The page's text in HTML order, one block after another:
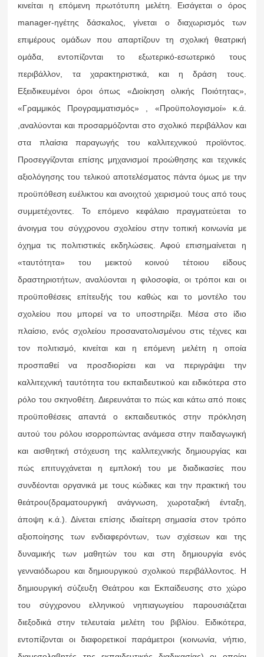
κινείται η επόμενη πρωτότυπη μελέτη. Εισάγεται ο όρος
manager-ηγέτης δάσκαλος, γίνεται ο διαχωρισμός των
επιμέρους ομάδων που απαρτίζουν τη σχολική θεατρική
ομάδα, εντοπίζονται το εξωτερικό-εσωτερικό τους
περιβάλλον, τα χαρακτηριστικά, και η δράση τους.
Εξειδικευμένοι όροι όπως «Διοίκηση ολικής Ποιότητας»,
«Γραμμικός Προγραμματισμός» , «Προϋπολογισμοί» κ.ά.
,αναλύονται και προσαρμόζονται στο σχολικό περιβάλλον και
στα πλαίσια παραγωγής του καλλιτεχνικού προϊόντος.
Προσεγγίζονται επίσης μηχανισμοί προώθησης και τεχνικές
αξιολόγησης του τελικού αποτελέσματος πάντα όμως με την
προϋπόθεση ευέλικτου και ανοιχτού χειρισμού τους από τους
συμμετέχοντες. Το επόμενο κεφάλαιο πραγματεύεται το
άνοιγμα του σύγχρονου σχολείου στην τοπική κοινωνία με
όχημα τις πολιτιστικές εκδηλώσεις. Αφού επισημαίνεται η
«ταυτότητα» του μεικτού κοινού τέτοιου είδους
δραστηριοτήτων, αναλύονται η φιλοσοφία, οι τρόποι και οι
προϋποθέσεις επίτευξής του καθώς και το μοντέλο του
σχολείου που μπορεί να το υποστηρίξει. Μέσα στο ίδιο
πλαίσιο, ενός σχολείου προσανατολισμένου στις τέχνες και
τον πολιτισμό, κινείται και η επόμενη μελέτη η οποία
προσπαθεί να προσδιορίσει και να περιγράψει την
καλλιτεχνική ταυτότητα του εκπαιδευτικού και ειδικότερα στο
ρόλο του σκηνοθέτη. Διερευνάται το πώς και κάτω από ποιες
προϋποθέσεις απαντά ο εκπαιδευτικός στην πρόκληση
αυτού του ρόλου ισορροπώντας ανάμεσα στην παιδαγωγική
και αισθητική στόχευση της καλλιτεχνικής δημιουργίας και
πώς επιτυγχάνεται η εμπλοκή του με διαδικασίες που
συνδέονται οργανικά με τους κώδικες και την πρακτική του
θεάτρου(δραματουργική ανάγνωση, χωροταξική ένταξη,
άποψη κ.ά.). Δίνεται επίσης ιδιαίτερη σημασία στον τρόπο
αξιοποίησης των ενδιαφερόντων, των σχέσεων και της
δυναμικής των μαθητών του και στη δημιουργία ενός
γενναιόδωρου και δημιουργικού σχολικού περιβάλλοντος. Η
δημιουργική σύζευξη Θεάτρου και Εκπαίδευσης στο χώρο
του σύγχρονου ελληνικού νηπιαγωγείου παρουσιάζεται
διεξοδικά στην τελευταία μελέτη του βιβλίου. Ειδικότερα,
εντοπίζονται οι διαφορετικοί παράμετροι (κοινωνία, νήπιο,